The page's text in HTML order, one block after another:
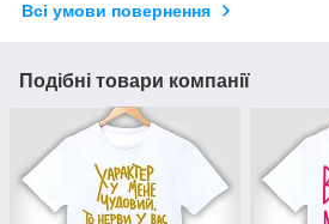
Всі умови повернення
Подібні товари компанії